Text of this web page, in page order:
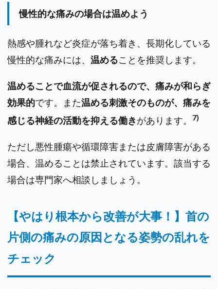
慢性的な痛みの場合は温めよう
熱感や腫れなど炎症が落ち着き、長期化している
慢性的な痛みには、 温めることを推奨します。
温めることで血流が促されるので、痛みが和らぎ
効果的です。また温める刺激そのものが、痛みを
感じる神経の活動を抑える働きがあります。 7)
ただし悪性腫瘍や循環障害または皮膚障害がある
場合、温めることは禁止されています。 該当する
場合は専門家へ相談しましょう。
【やはり根本から改善が大事！】首の
片側の痛みの原因となる姿勢の乱れを
チェック